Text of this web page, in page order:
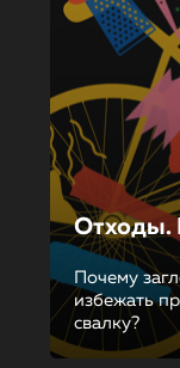
Отходы.
Почему
избежать
свалку?